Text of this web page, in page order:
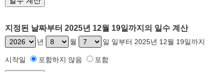
지정된 날짜부터 2025년 12월 19일까지의 일수 계산
년 월 일 일부터 2025년 12월 19일까지
시작일 포함하지 않음 포함